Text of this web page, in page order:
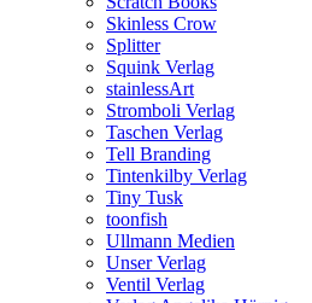
Skinless Crow
Splitter
Squink Verlag
stainlessArt
Stromboli Verlag
Taschen Verlag
Tell Branding
Tintenkilby Verlag
Tiny Tusk
toonfish
Ullmann Medien
Unser Verlag
Ventil Verlag